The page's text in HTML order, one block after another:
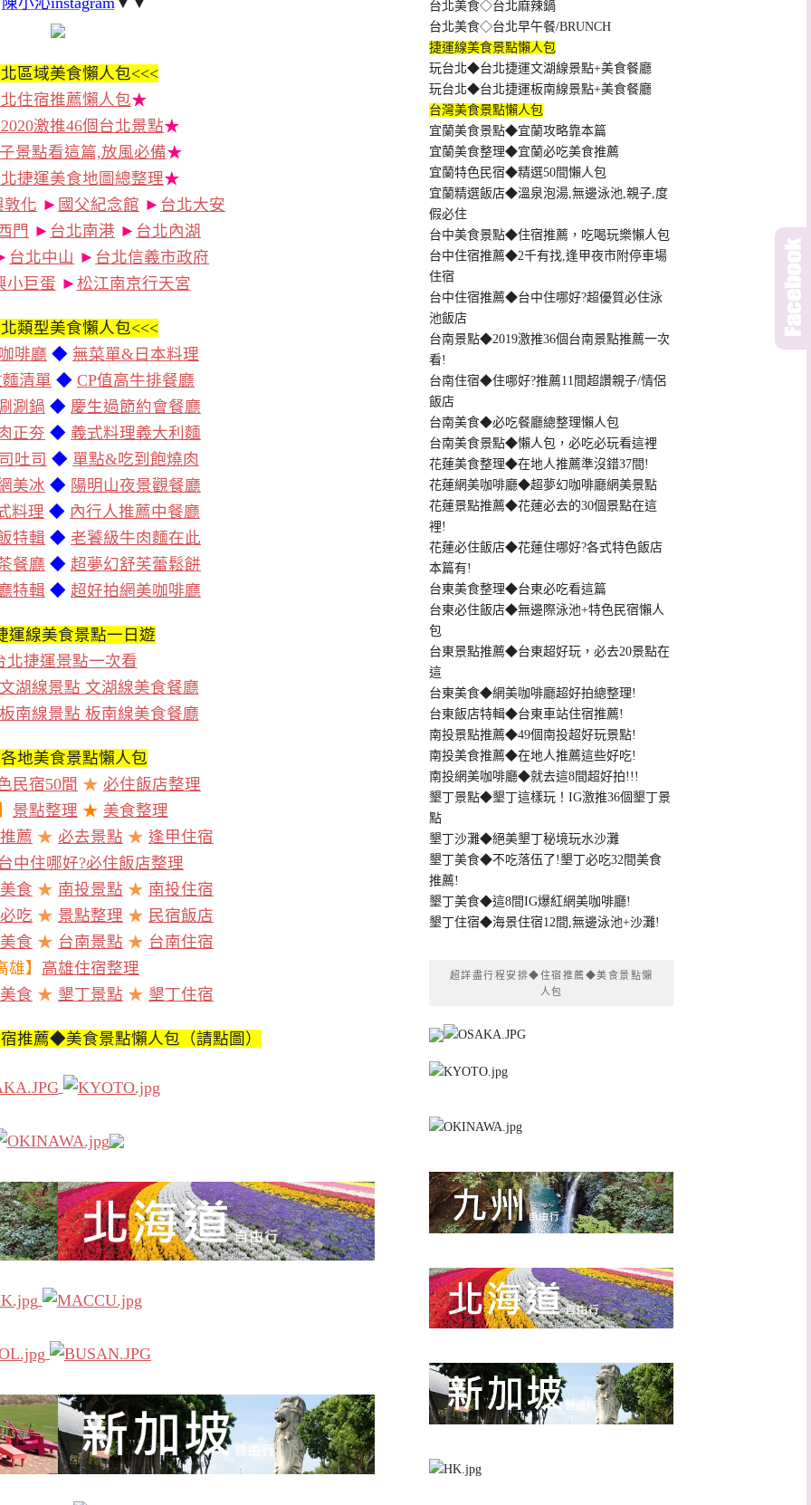
區域美食懶人包<<<
住宿推薦懶人包★
激推46個台北景點★
景點看這篇,放風必備★
捷運美食地圖總整理★
敦化 ► 國父紀念館 ► 台北大安
門 ► 台北南港 ► 台北內湖
台北中山 ► 台北信義市政府
小巨蛋 ► 松江南京行天宮
類型美食懶人包<<<
啡廳 ◆ 無菜單&日本料理
清單 ◆ CP值高牛排餐廳
涮鍋 ◆ 慶生過節約會餐廳
正夯 ◆ 義式料理義大利麵
吐司 ◆ 單點&吃到飽燒肉
美冰 ◆ 陽明山夜景觀餐廳
料理 ◆ 內行人推薦中餐廳
特輯 ◆ 老饕級牛肉麵在此
餐廳 ◆ 超夢幻舒芙蕾鬆餅
特輯 ◆ 超好拍網美咖啡廳
運線美食景點一日遊
北捷運景點一次看
湖線景點 文湖線美食餐廳
南線景點 板南線美食餐廳
地美食景點懶人包
民宿50間 ★ 必住飯店整理
景點整理 ★ 美食整理
薦 ★ 必去景點 ★ 逢甲住宿
中住哪好?必住飯店整理
食 ★ 南投景點 ★ 南投住宿
吃 ★ 景點整理 ★ 民宿飯店
食 ★ 台南景點 ★ 台南住宿
雄】 高雄住宿整理
食 ★ 墾丁景點 ★ 墾丁住宿
推薦◆美食景點懶人包（請點圖）
台北美食◇台北麻辣鍋
台北美食◇台北早午餐/BRUNCH
捷運線美食景點懶人包
玩台北◆台北捷運文湖線景點+美食餐廳
玩台北◆台北捷運板南線景點+美食餐廳
台灣美食景點懶人包
宜蘭美食景點◆宜蘭攻略靠本篇
宜蘭美食整理◆宜蘭必吃美食推薦
宜蘭特色民宿◆精選50間懶人包
宜蘭精選飯店◆溫泉泡湯,無邊泳池,親子,度
假必住
台中美食景點◆住宿推薦，吃喝玩樂懶人包
台中住宿推薦◆2千有找,逢甲夜市附停車場
住宿
台中住宿推薦◆台中住哪好?超優質必住泳
池飯店
台南景點◆2019激推36個台南景點推薦一次
看!
台南住宿◆住哪好?推薦11間超讚親子/情侶
飯店
台南美食◆必吃餐廳總整理懶人包
台南美食景點◆懶人包，必吃必玩看這裡
花蓮美食整理◆在地人推薦準沒錯37間!
花蓮網美咖啡廳◆超夢幻咖啡廳網美景點
花蓮景點推薦◆花蓮必去的30個景點在這
裡!
花蓮必住飯店◆花蓮住哪好?各式特色飯店
本篇有!
台東美食整理◆台東必吃看這篇
台東必住飯店◆無邊際泳池+特色民宿懶人
包
台東景點推薦◆台東超好玩，必去20景點在
這
台東美食◆網美咖啡廳超好拍總整理!
台東飯店特輯◆台東車站住宿推薦!
南投景點推薦◆49個南投超好玩景點!
南投美食推薦◆在地人推薦這些好吃!
南投網美咖啡廳◆就去這8間超好拍!!!
墾丁景點◆墾丁這樣玩！IG激推36個墾丁景
點
墾丁沙灘◆絕美墾丁秘境玩水沙灘
墾丁美食◆不吃落伍了!墾丁必吃32間美食
推薦!
墾丁美食◆這8間IG爆紅網美咖啡廳!
墾丁住宿◆海景住宿12間,無邊泳池+沙灘!
超詳盡行程安排◆住宿推薦◆美食景點懶
人包